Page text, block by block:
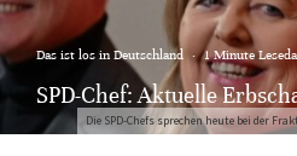
Die SPD-Chefs sprechen heute bei der
Das ist los in Deutschland · 1 Minute
SPD-Chef: Aktuelle